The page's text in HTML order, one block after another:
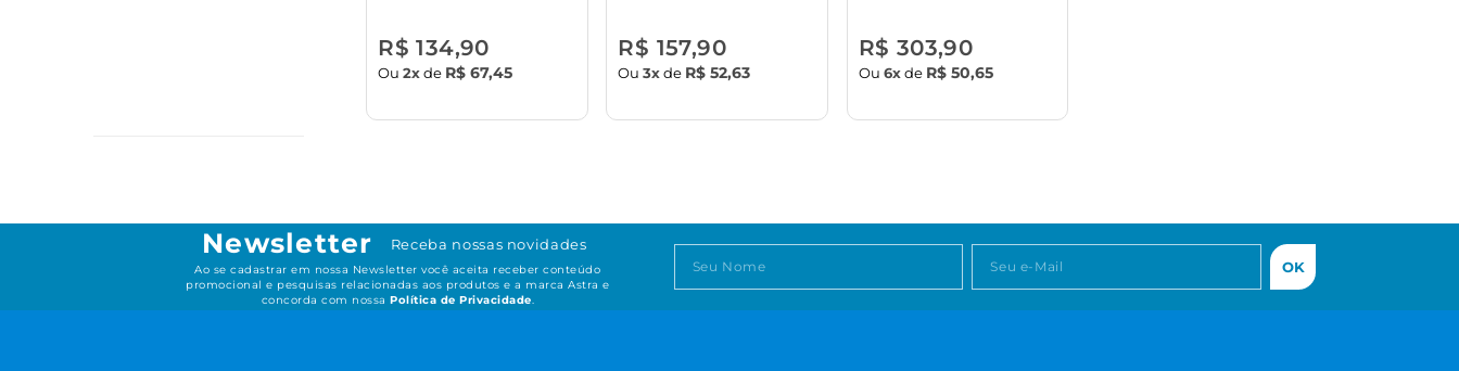
R$ 134,90
Ou2xde R$ 67,45
R$ 157,90
Ou3xde R$ 52,63
R$ 303,90
Ou 6xde R$ 50,65
Newsletter Receba nossas novidades
Ao se cadastrar em nossa Newsletter você aceita receber conteúdo
promocional e pesquisas relacionadas aos produtos e a marca Astra e
concorda com nossaPolítica de Privacidade.
OK